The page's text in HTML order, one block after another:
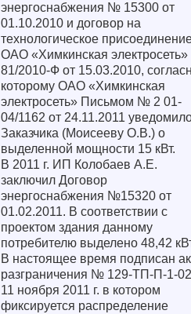
энергоснабжения № 15300 от
01.10.2010 и договор на
технологическое
ОАО «Химкинская
81/2010-Ф от 15.03.2010,
которому ОАО «Химкинская
электросеть» Письмом № 2 01-
04/1162 от 24.11.2011
Заказчика (Моисееву О.В.) о
выделенной мощности 15 кВт.
В 2011 г. ИП Колобаев А.Е.
заключил Договор
энергоснабжения №15320 от
01.02.2011. В соответствии с
проектом здания данному
потребителю выделено 48,42
В настоящее время подписан
разграничения № 129-ТП-П-1-
11 ноября 2011 г. в котором
фиксируется распределение